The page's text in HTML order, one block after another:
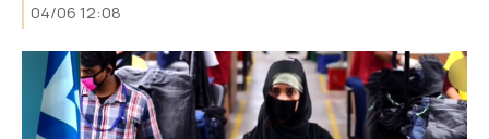
04/06 12:08